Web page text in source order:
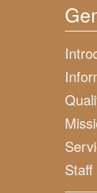
Staff